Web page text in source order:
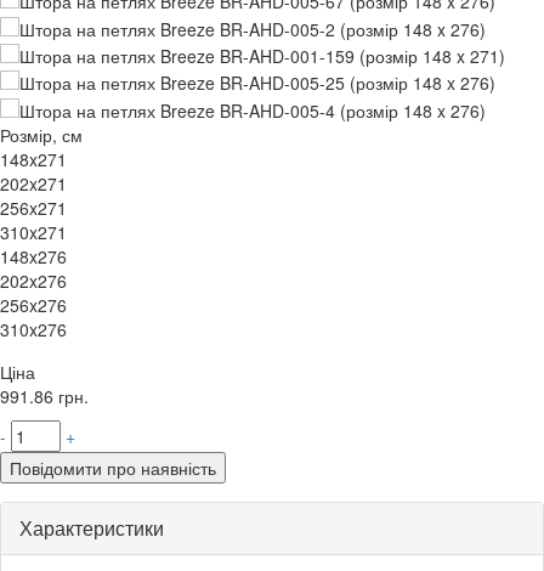
Розмір, см
148x271
202x271
256x271
310x271
148x276
202x276
256x276
310x276
Ціна
991.86 грн.
-
+
Повідомити про наявність
Характеристики